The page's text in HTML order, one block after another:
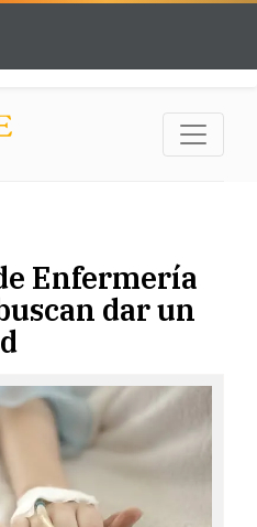
Enfermería
dar un